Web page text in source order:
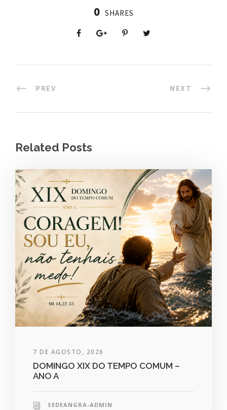
0 SHARES
PREV NEXT
Related Posts
7 DE AGOSTO, 2026
DOMINGO XIX DO TEMPO COMUM –
ANO A
SEDEANGRA-ADMIN